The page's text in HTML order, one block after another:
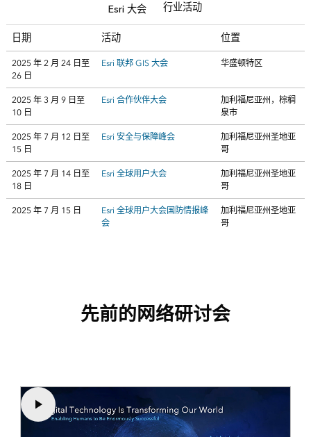
Esri 大会 行业活动
日期 活动 位置
2025 年 2 月 24 日至
26 日
Esri 联邦 GIS 大会 华盛顿特区
2025 年 3 月 9 日至
10 日
Esri 合作伙伴大会
加利福尼亚州，棕榈
泉市
2025 年 7 月 12 日至
15 日
Esri 安全与保障峰会
加利福尼亚州圣地亚
哥
2025 年 7 月 14 日至
18 日
Esri 全球用户大会
加利福尼亚州圣地亚
哥
2025 年 7 月 15 日
Esri 全球用户大会国防情报峰
会
加利福尼亚州圣地亚
哥
先前的网络研讨会